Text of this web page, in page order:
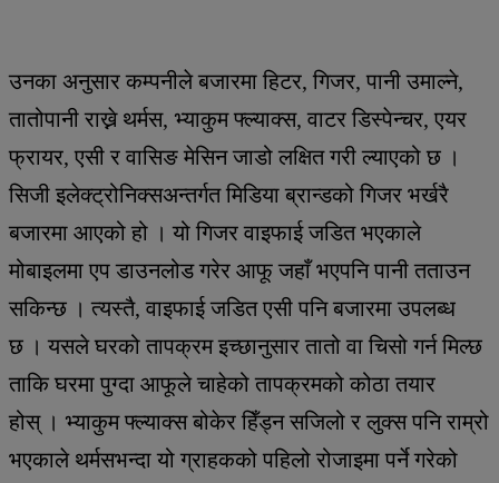
उनका अनुसार कम्पनीले बजारमा हिटर, गिजर, पानी उमाल्ने,
तातोपानी राख्ने थर्मस, भ्याकुम फ्ल्याक्स, वाटर डिस्पेन्चर, एयर
फ्रायर, एसी र वासिङ मेसिन जाडो लक्षित गरी ल्याएको छ ।
सिजी इलेक्ट्रोनिक्सअन्तर्गत मिडिया ब्रान्डको गिजर भर्खरै
बजारमा आएको हो । यो गिजर वाइफाई जडित भएकाले
मोबाइलमा एप डाउनलोड गरेर आफू जहाँ भएपनि पानी तताउन
सकिन्छ । त्यस्तै, वाइफाई जडित एसी पनि बजारमा उपलब्ध
छ । यसले घरको तापक्रम इच्छानुसार तातो वा चिसो गर्न मिल्छ
ताकि घरमा पुग्दा आफूले चाहेको तापक्रमको कोठा तयार
होस् । भ्याकुम फ्ल्याक्स बोकेर हिँड्न सजिलो र लुक्स पनि राम्रो
भएकाले थर्मसभन्दा यो ग्राहकको पहिलो रोजाइमा पर्ने गरेको